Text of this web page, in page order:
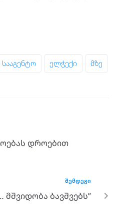
Ელჭექი Მზე
დროებით
ᲨᲔᲛᲓᲔᲒᲘ
მშვიდობა ბავშვებს”